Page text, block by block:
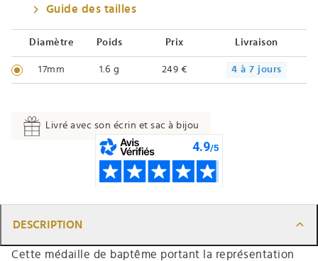
Guide des tailles
Diamètre Poids Prix Livraison
17mm 1.6 g 249 € 4 à 7 jours
Livré avec son écrin et sac à bijou
DESCRIPTION
Cette médaille de baptême portant la représentation